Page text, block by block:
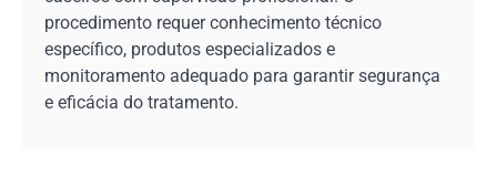
procedimento requer conhecimento técnico
específico, produtos especializados e
monitoramento adequado para garantir segurança
e eficácia do tratamento.